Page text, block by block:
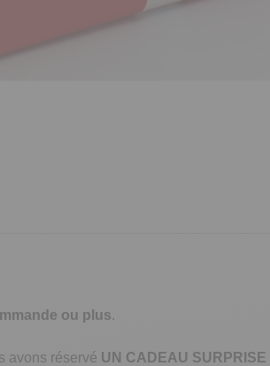
ou plus.
avons réservé UN CADEAU SURPRISE